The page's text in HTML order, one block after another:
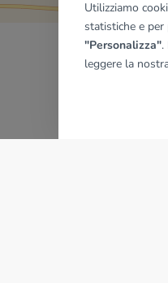
Utilizziamo
statistiche e per
"Personalizza".
leggere la